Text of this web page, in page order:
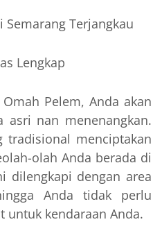
Lengkap
Pelem, Anda akan
asri nan menenangkan.
tradisional menciptakan
olah Anda berada di
dilengkapi dengan area
Anda tidak perlu
untuk kendaraan Anda.